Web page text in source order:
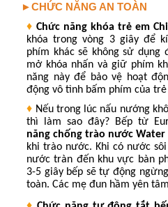
►CHỨC NĂNG AN TOÀN
♦ Chức năng khóa trẻ em
khóa trong vòng 3 giây để
phím khác sẽ không sử
mở khóa nhấn và giữ phím
năng này để bảo vệ hoạt
động vô tình bấm phím của
♦ Nếu trong lúc nấu nướng
thì làm sao đây? Bếp từ
năng chống trào nước
khi trào nước. Khi có nước
nước tràn đến khu vực bàn
3-5 giây bếp sẽ tự động
toàn. Các mẹ đun hầm yên